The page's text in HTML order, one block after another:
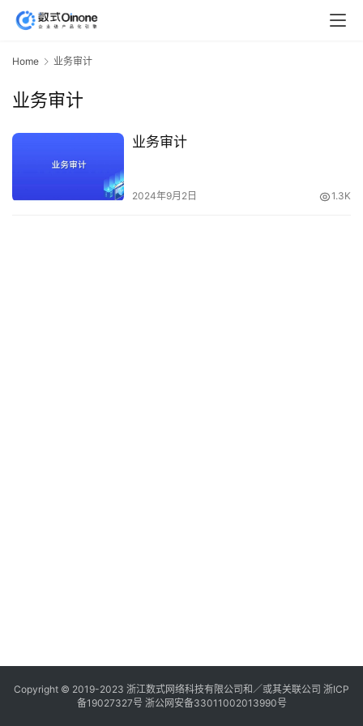
Home 业务审计
业务审计
业务审计
2024年9月2日 1.3K
Copyright © 2019-2023 浙江数式网络科技有限公司和／或其关联公司 浙ICP
备19027327号 浙公网安备33011002013990号